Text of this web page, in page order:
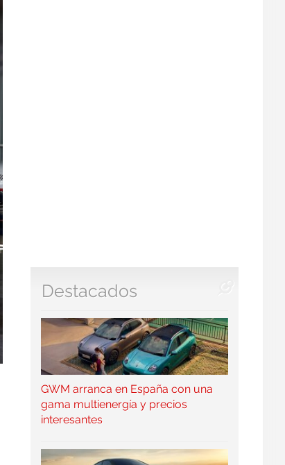
Destacados
GWM arranca en España con una
gama multienergía y precios
interesantes